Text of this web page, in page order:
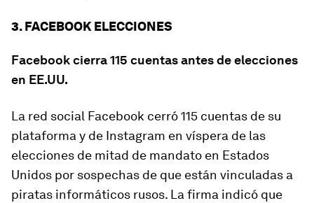
3. FACEBOOK ELECCIONES
Facebook cierra 115 cuentas antes de elecciones
en EE.UU.
La red social Facebook cerró 115 cuentas de su
plataforma y de Instagram en víspera de las
elecciones de mitad de mandato en Estados
Unidos por sospechas de que están vinculadas a
piratas informáticos rusos. La firma indicó que